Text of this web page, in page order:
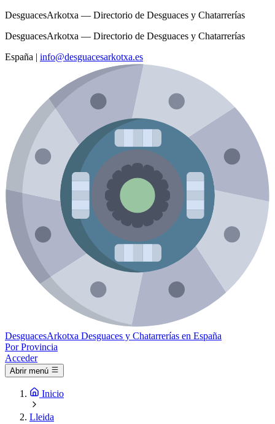
DesguacesArkotxa — Directorio de Desguaces y Chatarrerías
DesguacesArkotxa — Directorio de Desguaces y Chatarrerías
España | info@desguacesarkotxa.es
DesguacesArkotxa Desguaces y Chatarrerías en España
Por Provincia
Acceder
Abrir menú
Inicio
Lleida